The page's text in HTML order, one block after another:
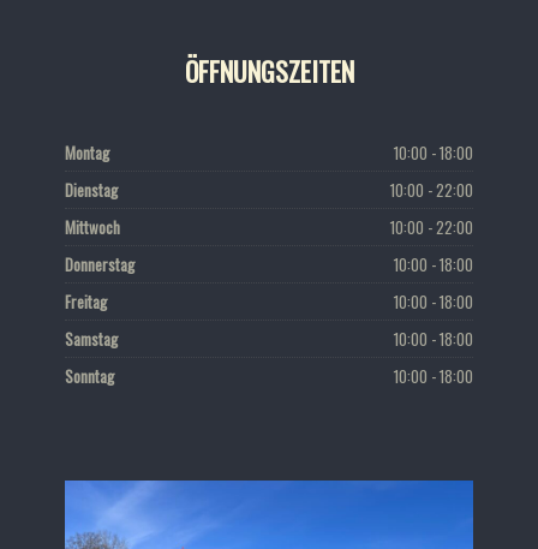
ÖFFNUNGSZEITEN
Montag
10:00 - 18:00
Dienstag
10:00 - 22:00
Mittwoch
10:00 - 22:00
Donnerstag
10:00 - 18:00
Freitag
10:00 - 18:00
Samstag
10:00 - 18:00
Sonntag
10:00 - 18:00